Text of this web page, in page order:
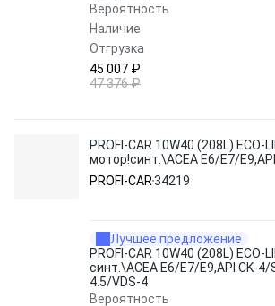
Вероятность
Наличие
Отгрузка
45 007 ₽
47 376 ₽
PROFI-CAR 10W40 (208L) ECO-
мотор!синт.\ACEA E6/E7/
4/SN,JASO DH-2,VDS-4.5/VDS-4
PROFI-CAR34219
Лучшее предложение
PROFI-CAR 10W40 (208L) ECO-
синт.\ACEA E6/E7/E9,API CK-4/
4.5/VDS-4
Вероятность